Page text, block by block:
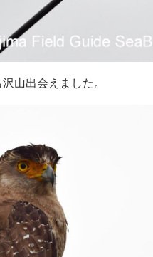
山出会えました。